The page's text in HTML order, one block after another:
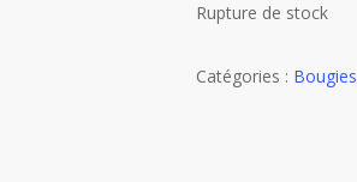
Rupture de stock
Catégories : Bougies